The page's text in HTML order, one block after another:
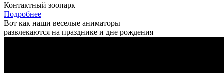
Контактный зоопарк
Подробнее
Вот как наши веселые аниматоры
развлекаются на празднике и дне рождения